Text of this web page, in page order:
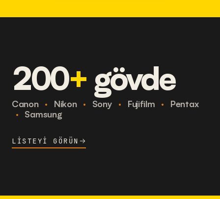
200+ gövde
Canon · Nikon · Sony · Fujifilm ·
Pentax
·
Samsung
LISTEYI GÖRÜN